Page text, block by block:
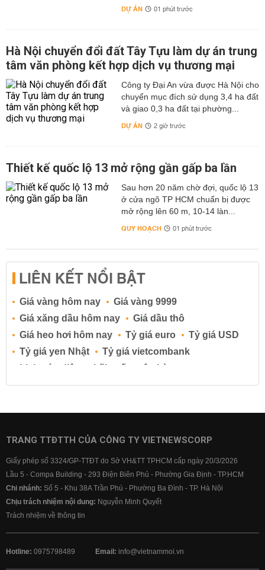
DỰ ÁN 01 phút trước
Hà Nội chuyển đổi đất Tây Tựu làm dự án trung
tâm văn phòng kết hợp dịch vụ thương mại
Công ty Đại An vừa được Hà Nội cho
chuyển mục đích sử dụng 3,4 ha đất
và giao 0,3 ha đất tại phường...
DỰ ÁN 2 giờ trước
Thiết kế quốc lộ 13 mở rộng gần gấp ba lần
Sau hơn 20 năm chờ đợi, quốc lộ 13
ở cửa ngõ TP HCM chuẩn bị được
mở rộng lên 60 m, 10-14 làn...
QUY HOẠCH 01 phút trước
LIÊN KẾT NỔI BẬT
Giá vàng hôm nay
Giá vàng 9999
Giá xăng dầu hôm nay
Giá dầu thô
Giá heo hơi hôm nay
Tỷ giá euro
Tỷ giá USD
Tỷ giá yen Nhật
Tỷ giá vietcombank
Lịch cúp điện
Lãi suất ngân hàng
Lãi suất tiết kiệm
Lãi suất tiền gửi
Lãi suất ngân hàng BIDV
Lãi suất ngân hàng Vietcombank
TRANG TTĐTTH CỦA CÔNG TY VIETNEWSCORP
Giấy phép số 3324/GP-TTĐT do Sở VH&TT TPHCM cấp ngày 20/3/2026
Lầu 5 - Compa Building - 293 Điện Biên Phủ - Phường Gia Định - TP.HCM
Chi nhánh: Số 5 - Khu 38A Trần Phú - Phường Ba Đình - TP. Hà Nội
Chịu trách nhiệm nội dung: Nguyễn Minh Quyết
Trách nhiệm về thông tin
Hotline: 0975798489 Email: info@vietnammoi.vn